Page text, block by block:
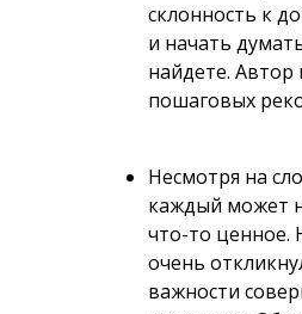
склонность к
и начать
найдете. Автор
пошаговых
Несмотря на
каждый может
что-то ценное.
очень
важности